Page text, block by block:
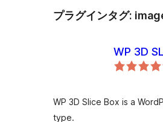
プラグインタグ:
WP 3D
WP 3D Slice Box is a
type.